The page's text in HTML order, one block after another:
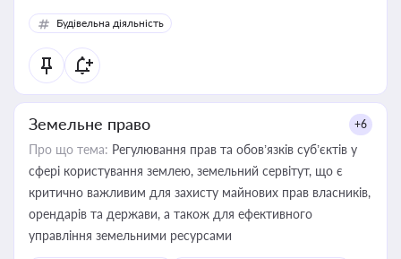
Будівельна діяльність
Земельне право +6
Про що тема: Регулювання прав та обов’язків суб’єктів у
сфері користування землею, земельний сервітут, що є
критично важливим для захисту майнових прав власників,
орендарів та держави, а також для ефективного
управління земельними ресурсами